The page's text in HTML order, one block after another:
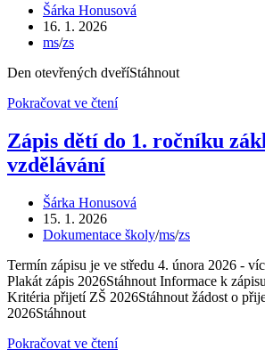
Autor
příspěvku
Šárka Honusová
Příspěvek
byl
16. 1. 2026
Rubriky
ms/zs
Den otevřených dveříStáhnout
Pokračovat ve čteníDen
dveří
v
Zápis dětí do 1. ročníku
vzdělávání
Autor
příspěvku
Šárka Honusová
Příspěvek
byl
15. 1. 2026
Rubriky
Dokumentace školy/ms/zs
Termín zápisu je ve středu 4. února 2026 -
Plakát zápis 2026Stáhnout Informace k
Kritéria přijetí ZŠ 2026Stáhnout žádost o
2026Stáhnout
Pokračovat ve čteníZápis